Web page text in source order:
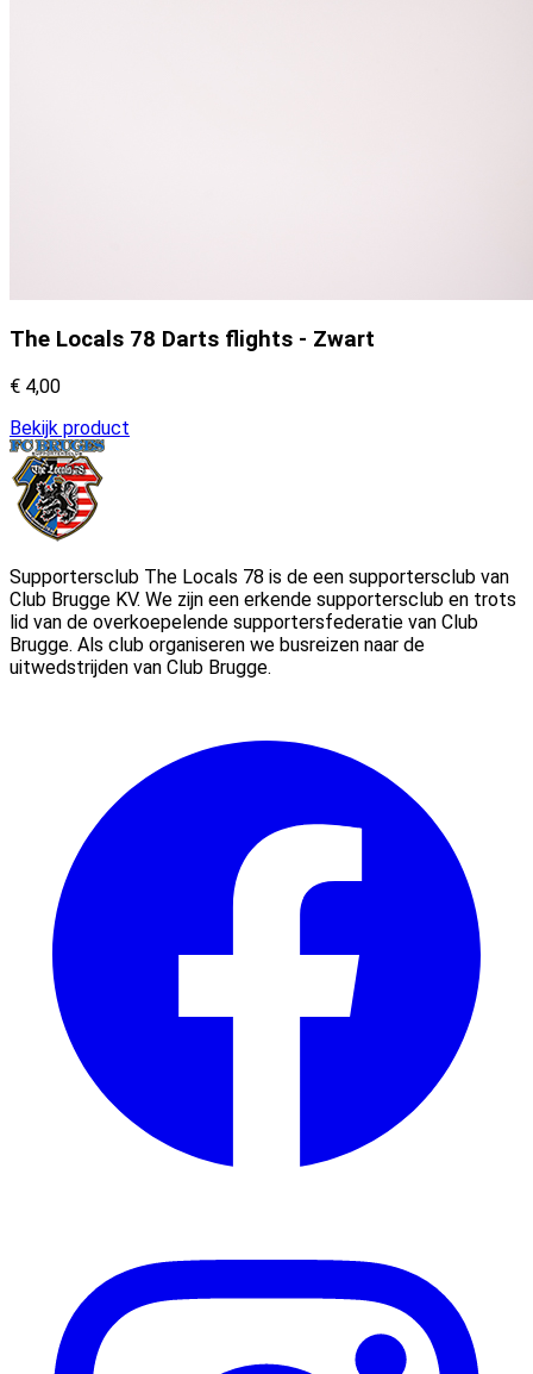
The Locals 78 Darts flights - Zwart
€ 4,00
Bekijk product
Footer
Supportersclub The Locals 78 is de een supportersclub van
Club Brugge KV. We zijn een erkende supportersclub en trots
lid van de overkoepelende supportersfederatie van Club
Brugge. Als club organiseren we busreizen naar de
uitwedstrijden van Club Brugge.